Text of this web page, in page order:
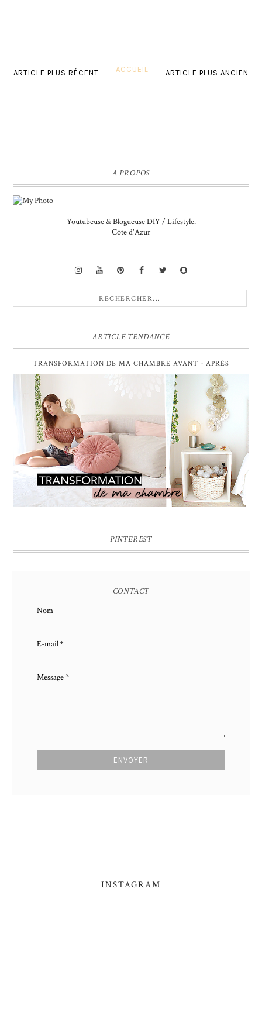
ARTICLE PLUS RÉCENT ARTICLE PLUS ANCIEN
ACCUEIL
A PROPOS
Youtubeuse & Blogueuse DIY / Lifestyle.
Côte d'Azur
ARTICLE TENDANCE
TRANSFORMATION DE MA CHAMBRE AVANT - APRÈS
PINTEREST
CONTACT
Nom
E-mail*
Message*
INSTAGRAM